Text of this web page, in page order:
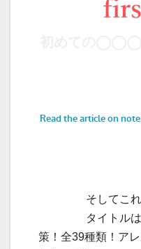
そしてこ
タイトル
策！全39種類！ア